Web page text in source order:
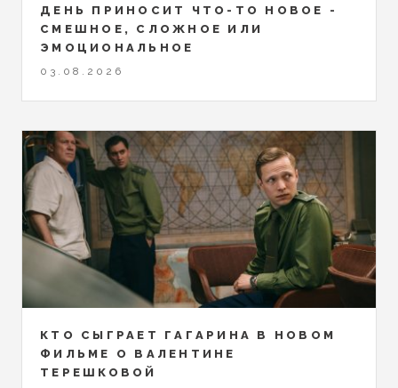
ДЕНЬ ПРИНОСИТ ЧТО-ТО НОВОЕ -
СМЕШНОЕ, СЛОЖНОЕ ИЛИ
ЭМОЦИОНАЛЬНОЕ
03.08.2026
КТО СЫГРАЕТ ГАГАРИНА В НОВОМ
ФИЛЬМЕ О ВАЛЕНТИНЕ
ТЕРЕШКОВОЙ